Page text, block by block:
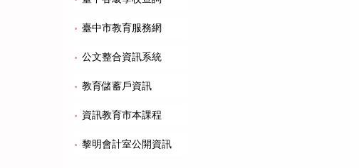
臺中市教育服務網
公文整合資訊系統
教育儲蓄戶資訊
資訊教育市本課程
黎明會計室公開資訊